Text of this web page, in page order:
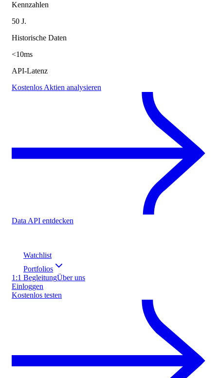
Kennzahlen
50 J.
Historische Daten
<10ms
API-Latenz
Kostenlos Aktien analysieren
Data API entdecken
Watchlist
Portfolios
1:1 BegleitungÜber uns
Einloggen
Kostenlos testen